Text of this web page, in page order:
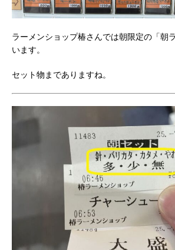
ラーメンショップ椿さんでは朝限定の「朝
います。
セット物までありますね。